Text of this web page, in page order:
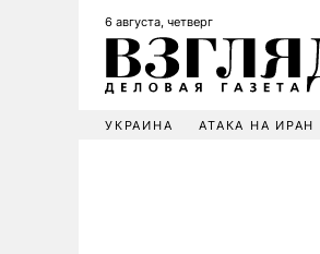
6 августа, четверг
УКРАИНА АТАКА НА ИРАН